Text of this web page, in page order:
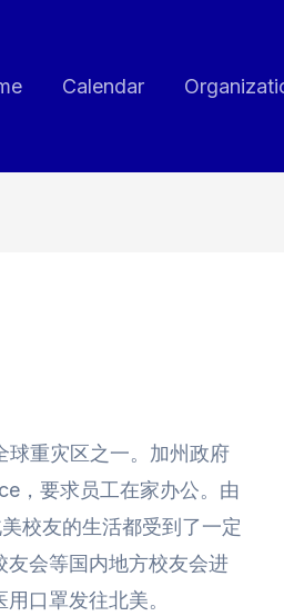
Calendar
球重灾区之一。加州政府
，要求员工在家办公。由
校友的生活都受到了一定
会等国内地方校友会进
口罩发往北美。